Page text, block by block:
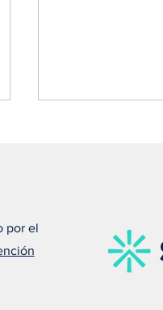
Susan nos
amor puede
por el